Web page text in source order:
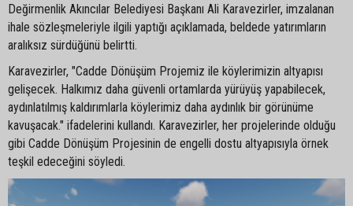
Değirmenlik Akıncılar Belediyesi Başkanı Ali Karavezirler, imzalanan
ihale sözleşmeleriyle ilgili yaptığı açıklamada, beldede yatırımların
aralıksız sürdüğünü belirtti.
Karavezirler, "Cadde Dönüşüm Projemiz ile köylerimizin altyapısı
gelişecek. Halkımız daha güvenli ortamlarda yürüyüş yapabilecek,
aydınlatılmış kaldırımlarla köylerimiz daha aydınlık bir görünüme
kavuşacak." ifadelerini kullandı. Karavezirler, her projelerinde olduğu
gibi Cadde Dönüşüm Projesinin de engelli dostu altyapısıyla örnek
teşkil edeceğini söyledi.